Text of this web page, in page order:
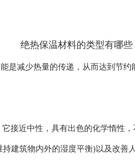
绝热保温材料的类型有哪些
减少热量的传递，从而达到节约
接近中性，具有出色的化学惰性
建筑物内外的湿度平衡)以及改善